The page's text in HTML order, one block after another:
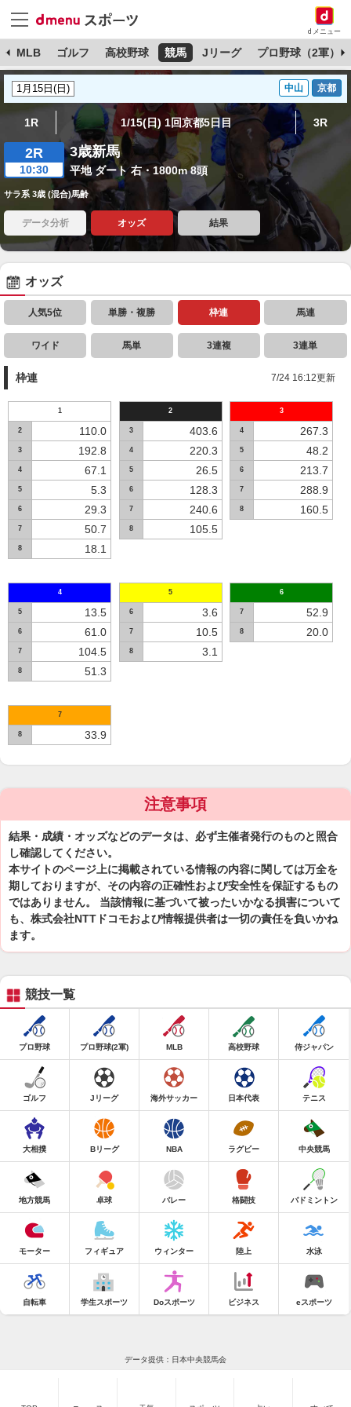
dメニュー
MLB ゴルフ 高校野球 競馬 Jリーグ プロ野球（2軍）
中山 京都
1R 1/15(日) 1回京都5日目 3R
2R
10:30
3歳新馬
平地 ダート 右・1800m 8頭
サラ系 3歳 (混合)馬齢
データ分析 オッズ 結果
オッズ
人気5位 単勝・複勝 枠連 馬連
ワイド 馬単 3連複 3連単
枠連 7/24 16:12更新
1
2 110.0
3 192.8
4 67.1
5 5.3
6 29.3
7 50.7
8 18.1
2
3 403.6
4 220.3
5 26.5
6 128.3
7 240.6
8 105.5
3
4 267.3
5 48.2
6 213.7
7 288.9
8 160.5
4
5 13.5
6 61.0
7 104.5
8 51.3
5
6 3.6
7 10.5
8 3.1
6
7 52.9
8 20.0
7
8 33.9
注意事項
結果・成績・オッズなどのデータは、必ず主催者発行のものと照合
し確認してください。
本サイトのページ上に掲載されている情報の内容に関しては万全を
期しておりますが、その内容の正確性および安全性を保証するもの
ではありません。 当該情報に基づいて被ったいかなる損害について
も、株式会社NTTドコモおよび情報提供者は一切の責任を負いかね
ます。
競技一覧
プロ野球 プロ野球(2軍) MLB 高校野球 侍ジャパン
ゴルフ Jリーグ 海外サッカー 日本代表 テニス
大相撲 Bリーグ NBA ラグビー 中央競馬
地方競馬 卓球 バレー 格闘技 バドミントン
モーター フィギュア ウィンター 陸上 水泳
自転車 学生スポーツ Doスポーツ ビジネス eスポーツ
データ提供：日本中央競馬会